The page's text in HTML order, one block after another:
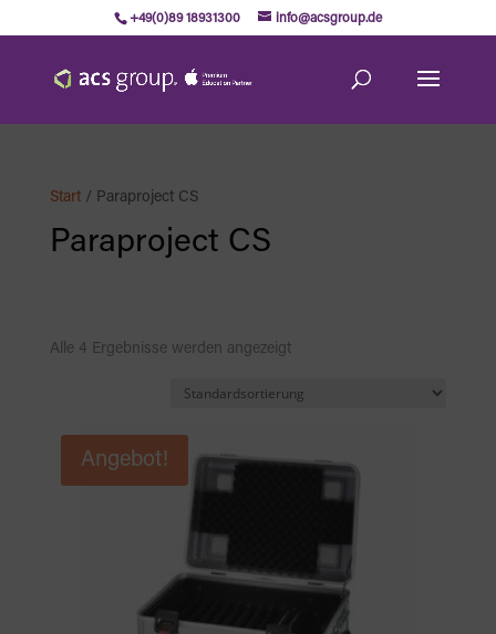
+49(0)89 18931300 info@acsgroup.de
Start/ Paraproject CS
Paraproject CS
Alle 4 Ergebnisse werden angezeigt
Angebot!